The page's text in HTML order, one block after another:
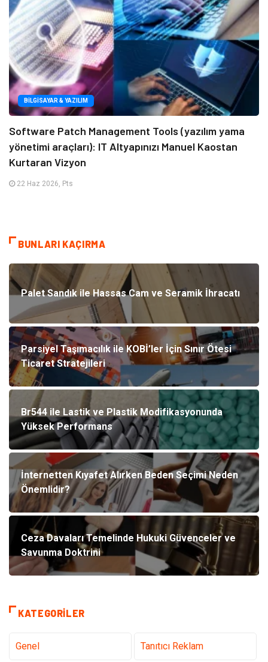
BILGISAYAR & YAZILIM
Software Patch Management Tools (yazılım yama
yönetimi araçları): IT Altyapınızı Manuel Kaostan
Kurtaran Vizyon
22 Haz 2026, Pts
BUNLARI KAÇIRMA
Palet Sandık ile Hassas Cam ve Seramik İhracatı
Parsiyel Taşımacılık ile KOBİ’ler İçin Sınır Ötesi
Ticaret Stratejileri
Br544 ile Lastik ve Plastik Modifikasyonunda
Yüksek Performans
İnternetten Kıyafet Alırken Beden Seçimi Neden
Önemlidir?
Ceza Davaları Temelinde Hukuki Güvenceler ve
Savunma Doktrini
KATEGORILER
Genel Tanıtıcı Reklam